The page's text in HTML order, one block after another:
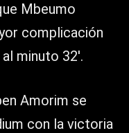
Mbeumo
complicación
minuto 32′.
Amorim se
con la victoria